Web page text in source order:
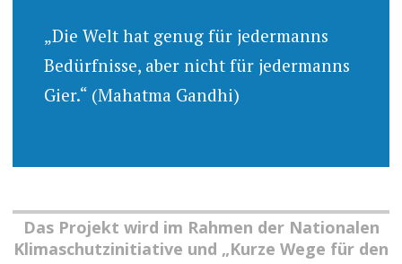
„Die Welt hat genug für jedermanns
Bedürfnisse, aber nicht für jedermanns
Gier.“ (Mahatma Gandhi)
Das Projekt wird im Rahmen der Nationalen
Klimaschutzinitiative und „Kurze Wege für den